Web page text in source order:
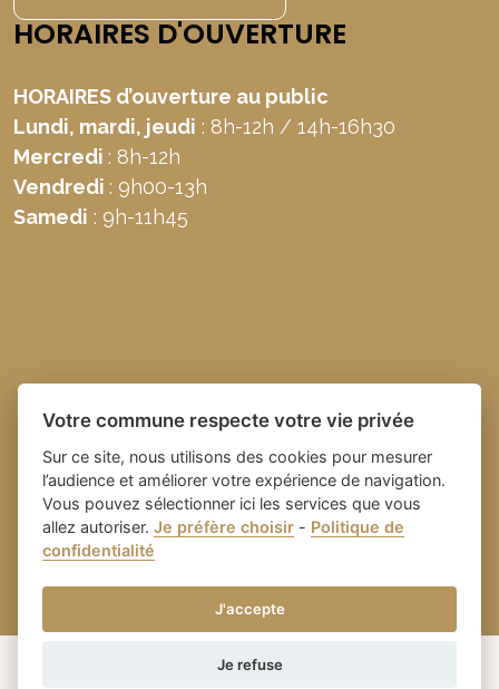
HORAIRES D'OUVERTURE
HORAIRES d’ouverture au public
Lundi, mardi, jeudi : 8h-12h / 14h-16h30
Mercredi : 8h-12h
Vendredi : 9h00-13h
Samedi : 9h-11h45
Place du village la solution web
et appli des collectivités
- Commune de
-
Gestion des cookies
Votre commune respecte votre vie privée
Sur ce site, nous utilisons des cookies pour mesurer
l’audience et améliorer votre expérience de navigation.
Vous pouvez sélectionner ici les services que vous
allez autoriser.Je préfère choisir - Politique de
confidentialité
J'accepte
Je refuse